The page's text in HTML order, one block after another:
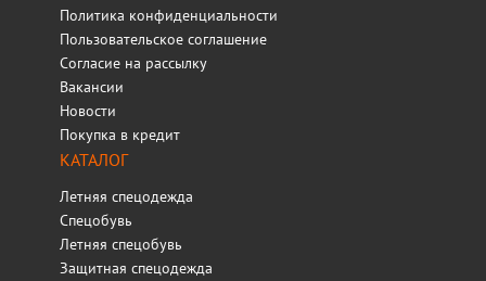
Политика конфиденциальности
Пользовательское соглашение
Согласие на рассылку
Вакансии
Новости
Покупка в кредит
КАТАЛОГ
Летняя спецодежда
Спецобувь
Летняя спецобувь
Защитная спецодежда